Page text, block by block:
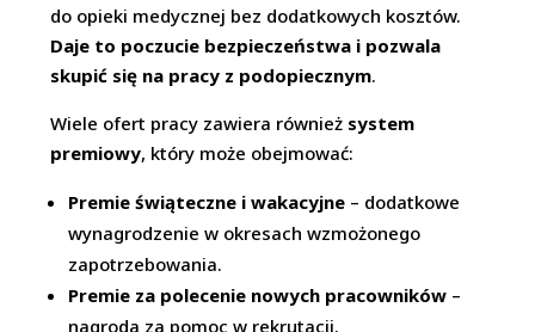
do opieki medycznej bez dodatkowych kosztów.
Daje to poczucie bezpieczeństwa i pozwala
skupić się na pracy z podopiecznym.
Wiele ofert pracy zawiera również system
premiowy, który może obejmować:
Premie świąteczne i wakacyjne – dodatkowe
wynagrodzenie w okresach wzmożonego
zapotrzebowania.
Premie za polecenie nowych pracowników –
nagroda za pomoc w rekrutacji.